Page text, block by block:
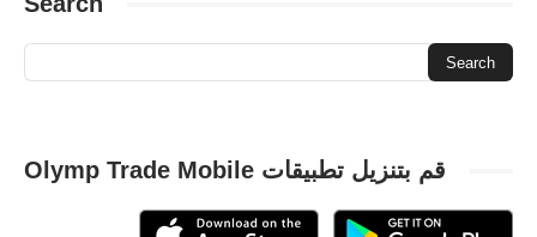
قم بتنزيل تطبيقات Olymp Trade Mobile